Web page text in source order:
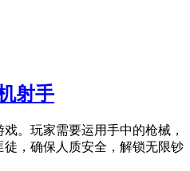
射手
。玩家需要运用手中的枪械，
，确保人质安全，解锁无限钞